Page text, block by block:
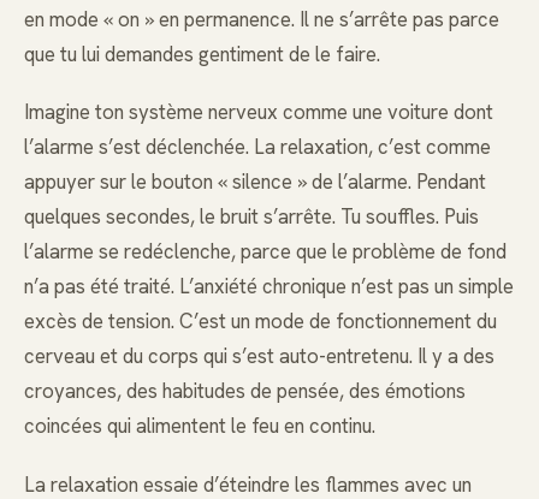
en mode « on » en permanence. Il ne s’arrête pas parce
que tu lui demandes gentiment de le faire.
Imagine ton système nerveux comme une voiture dont
l’alarme s’est déclenchée. La relaxation, c’est comme
appuyer sur le bouton « silence » de l’alarme. Pendant
quelques secondes, le bruit s’arrête. Tu souffles. Puis
l’alarme se redéclenche, parce que le problème de fond
n’a pas été traité. L’anxiété chronique n’est pas un simple
excès de tension. C’est un mode de fonctionnement du
cerveau et du corps qui s’est auto-entretenu. Il y a des
croyances, des habitudes de pensée, des émotions
coincées qui alimentent le feu en continu.
La relaxation essaie d’éteindre les flammes avec un